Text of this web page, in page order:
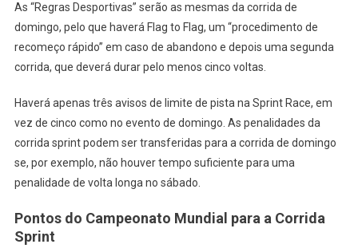
As “Regras Desportivas” serão as mesmas da corrida de
domingo, pelo que haverá Flag to Flag, um “procedimento de
recomeço rápido” em caso de abandono e depois uma segunda
corrida, que deverá durar pelo menos cinco voltas.
Haverá apenas três avisos de limite de pista na Sprint Race, em
vez de cinco como no evento de domingo. As penalidades da
corrida sprint podem ser transferidas para a corrida de domingo
se, por exemplo, não houver tempo suficiente para uma
penalidade de volta longa no sábado.
Pontos do Campeonato Mundial para a Corrida
Sprint